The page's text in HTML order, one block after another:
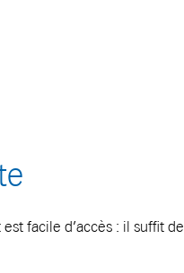
facile d’accès : il suffit de